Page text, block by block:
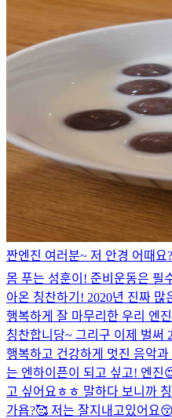
짠엔진 여러분~ 저 안경 어때
몸 푸는 성훈이! 준비운동은 필
아온 칭찬하기! 2020년 진짜 많
행복하게 잘 마무리한 우리 엔
칭찬합니당~ 그리구 이제 벌써
행복하고 건강하게 멋진 음악
는 엔하이픈이 되고 싶고! 엔진
고 싶어요ㅎㅎ 말하다 보니까
가욥?🥰 저는 잘지내고있어요😚